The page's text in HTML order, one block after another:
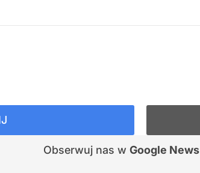
Obserwuj nas w Google News